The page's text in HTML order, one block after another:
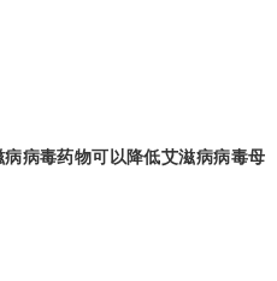
病毒药物可以降低艾滋病病毒母